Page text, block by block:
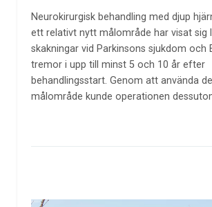
Neurokirurgisk behandling med djup
ett relativt nytt målområde har visat sig
skakningar vid Parkinsons sjukdom och
tremor i upp till minst 5 och 10 år efter
behandlingsstart. Genom att använda
målområde kunde operationen